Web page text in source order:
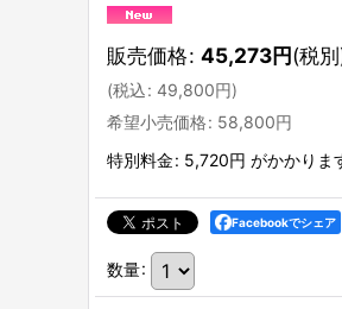
販売価格: 45,273円(税
(税込: 49,800円)
希望小売価格: 58,800円
特別料金: 5,720円 がかかりま
Facebookでシェア
数量: